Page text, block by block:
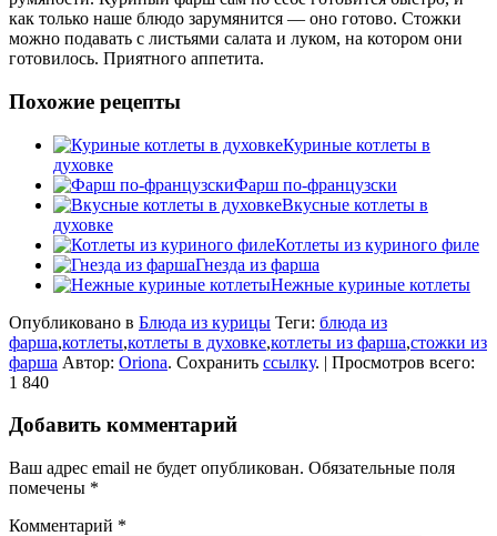
как только наше блюдо зарумянится — оно готово. Стожки
можно подавать с листьями салата и луком, на котором они
готовилось. Приятного аппетита.
Похожие рецепты
Куриные котлеты в
духовке
Фарш по-французски
Вкусные котлеты в
духовке
Котлеты из куриного филе
Гнезда из фарша
Нежные куриные котлеты
Опубликовано в Блюда из курицы Теги: блюда из
фарша,котлеты,котлеты в духовке,котлеты из фарша,стожки из
фарша Автор: Oriona. Сохранить ссылку. | Просмотров всего:
1 840
Добавить комментарий
Ваш адрес email не будет опубликован. Обязательные поля
помечены *
Комментарий *